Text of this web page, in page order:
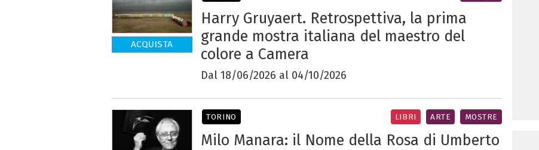
Harry Gruyaert. Retrospettiva, la prima
grande mostra italiana del maestro del
colore a Camera
Dal 18/06/2026 al 04/10/2026
ACQUISTA
Milo Manara: il Nome della Rosa di Umberto
TORINO LIBRI ARTE MOSTRE